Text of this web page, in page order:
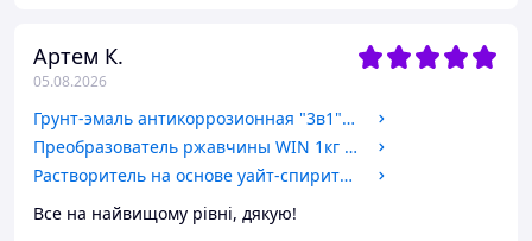
Артем К.
05.08.2026
Грунт-эмаль антикоррозионная "3в1" ПРОМФАРБА 2.5кг цвета в ассортименте
Преобразователь ржавчины WIN 1кг (1л)
Растворитель на основе уайт-спирита WIN 4л
Все на найвищому рівні, дякую!